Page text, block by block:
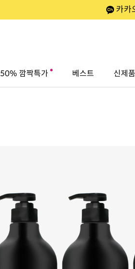
카카
50% 깜짝특가 베스트 신제품